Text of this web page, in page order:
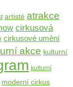
artisté atrakce
cirkusová
cirkusové umění
akce kulturní
kulturní
moderní cirkus